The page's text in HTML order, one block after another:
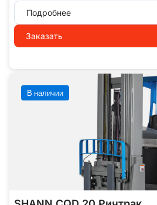
Подробнее
Заказать
В наличии